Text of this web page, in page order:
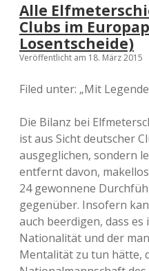
Alle
Clubs im
Losentscheide)
Veröffentlicht am 18. März 2015
Filed unter: „Mit
Die Bilanz bei
ist aus Sicht deutscher
ausgeglichen, sondern
entfernt davon,
24 gewonnene
gegenüber. Insofern
auch beerdigen, dass
Nationalität und der
Mentalität zu tun hätte,